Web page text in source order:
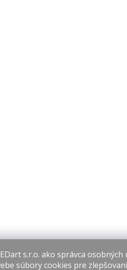
s.r.o. ako správca osobných
súbory cookies pre